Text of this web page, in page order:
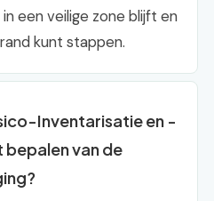
een veilige zone blijft en
kunt stappen.
Inventarisatie en -
bepalen van de